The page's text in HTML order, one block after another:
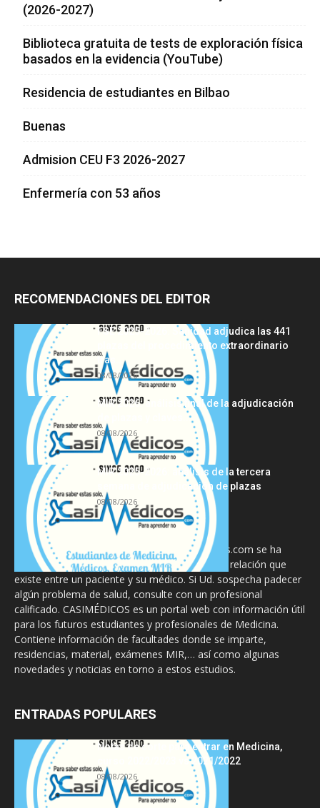
(2026-2027)
Biblioteca gratuita de tests de exploración física
basados en la evidencia (YouTube)
Residencia de estudiantes en Bilbao
Buenas
Admision CEU F3 2026-2027
Enfermería con 53 años
RECOMENDACIONES DEL EDITOR
FSE 2025-2026: Sanidad adjudica las 441
plazas del procedimiento extraordinario
tras...
08/08/2026
MIR 2026: análisis final de la adjudicación
de plazas y claves...
08/08/2026
MIR 2025-2026: análisis de la tercera
semana de adjudicación de plazas
08/08/2026
La información proporcionada en CasiMedicos.com se ha
diseñado para complementar, no substituir, la relación que
existe entre un paciente y su médico. Si Ud. sospecha padecer
algún problema de salud, consulte con un profesional
calificado. CASIMÉDICOS es un portal web con información útil
para los futuros estudiantes y profesionales de Medicina.
Contiene información de facultades donde se imparte,
residencias, material, exámenes MIR,… así como algunas
novedades y noticias en torno a estos estudios.
ENTRADAS POPULARES
Notas de corte para entrar en Medicina,
curso 2022/2023 vs 2021/2022
08/08/2026